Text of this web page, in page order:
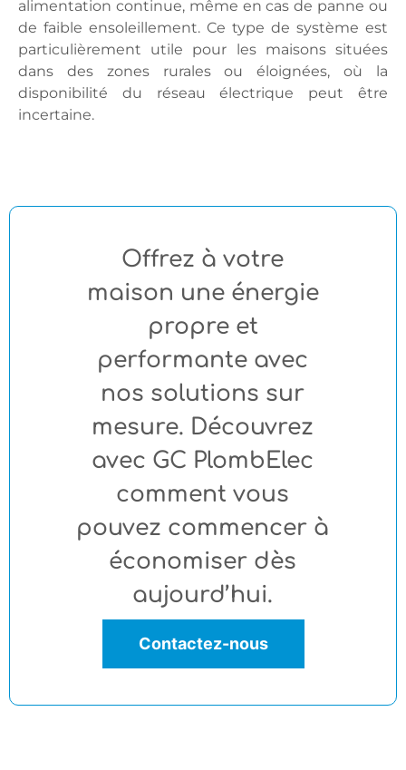
alimentation continue, même en cas de panne ou
de faible ensoleillement. Ce type de système est
particulièrement utile pour les maisons situées
dans des zones rurales ou éloignées, où la
disponibilité du réseau électrique peut être
incertaine.
Offrez à votre
maison une énergie
propre et
performante avec
nos solutions sur
mesure. Découvrez
avec GC PlombElec
comment vous
pouvez commencer à
économiser dès
aujourd’hui.
Contactez-nous